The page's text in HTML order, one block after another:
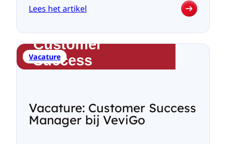
Lees het artikel
:
gewijzigd
per
1
juli
je
werknemers
voortaan
Vacature
Vacature: Customer Success
Manager bij VeviGo